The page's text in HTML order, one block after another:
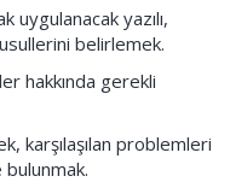
yazılı,
belirlemek.
hakkında gerekli
karşılaşılan problemleri